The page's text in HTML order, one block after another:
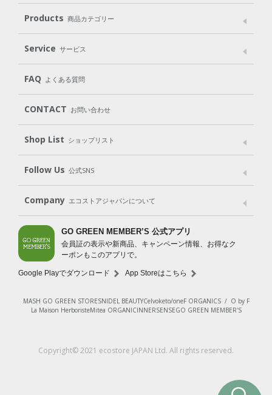
メッセージ ブランドストーリー
パッケージへのこだわり
動物実験をしない
Products 商品カテゴリー
Laundry
Cleaning Baby Kids
Body（ボディ） Hair（ヘア） Oral care（オーラルケア）
Goods （グッズ）
Gift set
Service サービス
User Guide
Subscription（定期便）
FAQ よくある質問
CONTACT お問い合わせ
Shop List ショップリスト
Shop List
Follow Us 公式SNS
LINE＠ Instagram Facebook
Company エコストアジャパンについて
会社案内 ご利用規約
プライバシーポリシー
特定商取引法に基づく表示
免責事項
法人会員サービス
New Zealand Site
GO GREEN MEMBER’S 公式アプリ
会員証の表示や新商品、キャンペーン情報、お得なク
ーポンもこのアプリで。
Google Playでダウンロード App Storeはこちら
MASH GO GREEN STORESNIDEL BEAUTYCelvoketo/oneF ORGANICS/ O by F
La Maison HerboristeMitea ORGANICINNERSENSEGO GREEN MEMBER'S
Copyright© 2021 ecostore JAPAN Ltd. All rights reserved.